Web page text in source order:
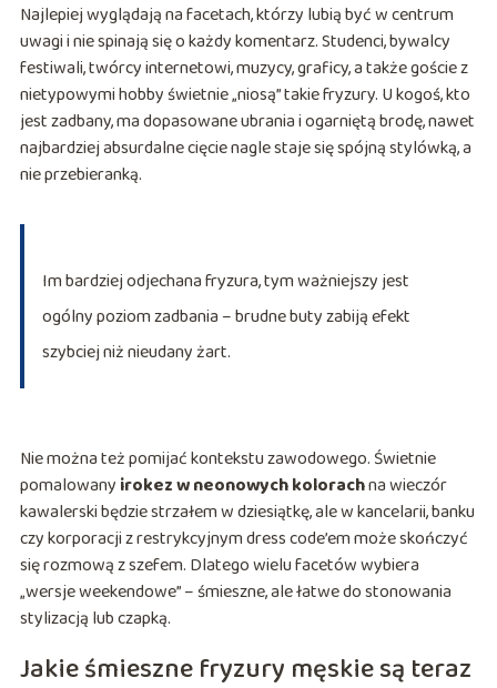
Najlepiej wyglądają na facetach, którzy lubią być w centrum
uwagi i nie spinają się o każdy komentarz. Studenci, bywalcy
festiwali, twórcy internetowi, muzycy, graficy, a także goście z
nietypowymi hobby świetnie „niosą” takie fryzury. U kogoś, kto
jest zadbany, ma dopasowane ubrania i ogarniętą brodę, nawet
najbardziej absurdalne cięcie nagle staje się spójną stylówką, a
nie przebieranką.
Im bardziej odjechana fryzura, tym ważniejszy jest
ogólny poziom zadbania – brudne buty zabiją efekt
szybciej niż nieudany żart.
Nie można też pomijać kontekstu zawodowego. Świetnie
pomalowany irokez w neonowych kolorachna wieczór
kawalerski będzie strzałem w dziesiątkę, ale w kancelarii, banku
czy korporacji z restrykcyjnym dress code’em może skończyć
się rozmową z szefem. Dlatego wielu facetów wybiera
„wersje weekendowe” – śmieszne, ale łatwe do stonowania
stylizacją lub czapką.
Jakie śmieszne fryzury męskie są teraz